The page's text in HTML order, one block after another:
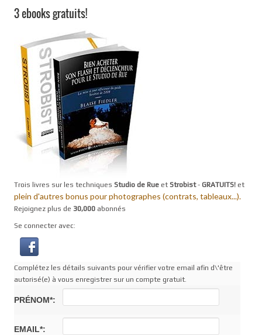
3 ebooks gratuits!
Trois livres sur les techniques Studio de Rue et Strobist- GRATUITS! et
plein d'autres bonus pour photographes (contrats, tableaux...).
Rejoignez plus de 30,000 abonnés
Se connecter avec:
Complétez les détails suivants pour vérifier votre email afin d\'être
autorisé(e) à vous enregistrer sur un compte gratuit.
PRÉNOM*:
EMAIL*: